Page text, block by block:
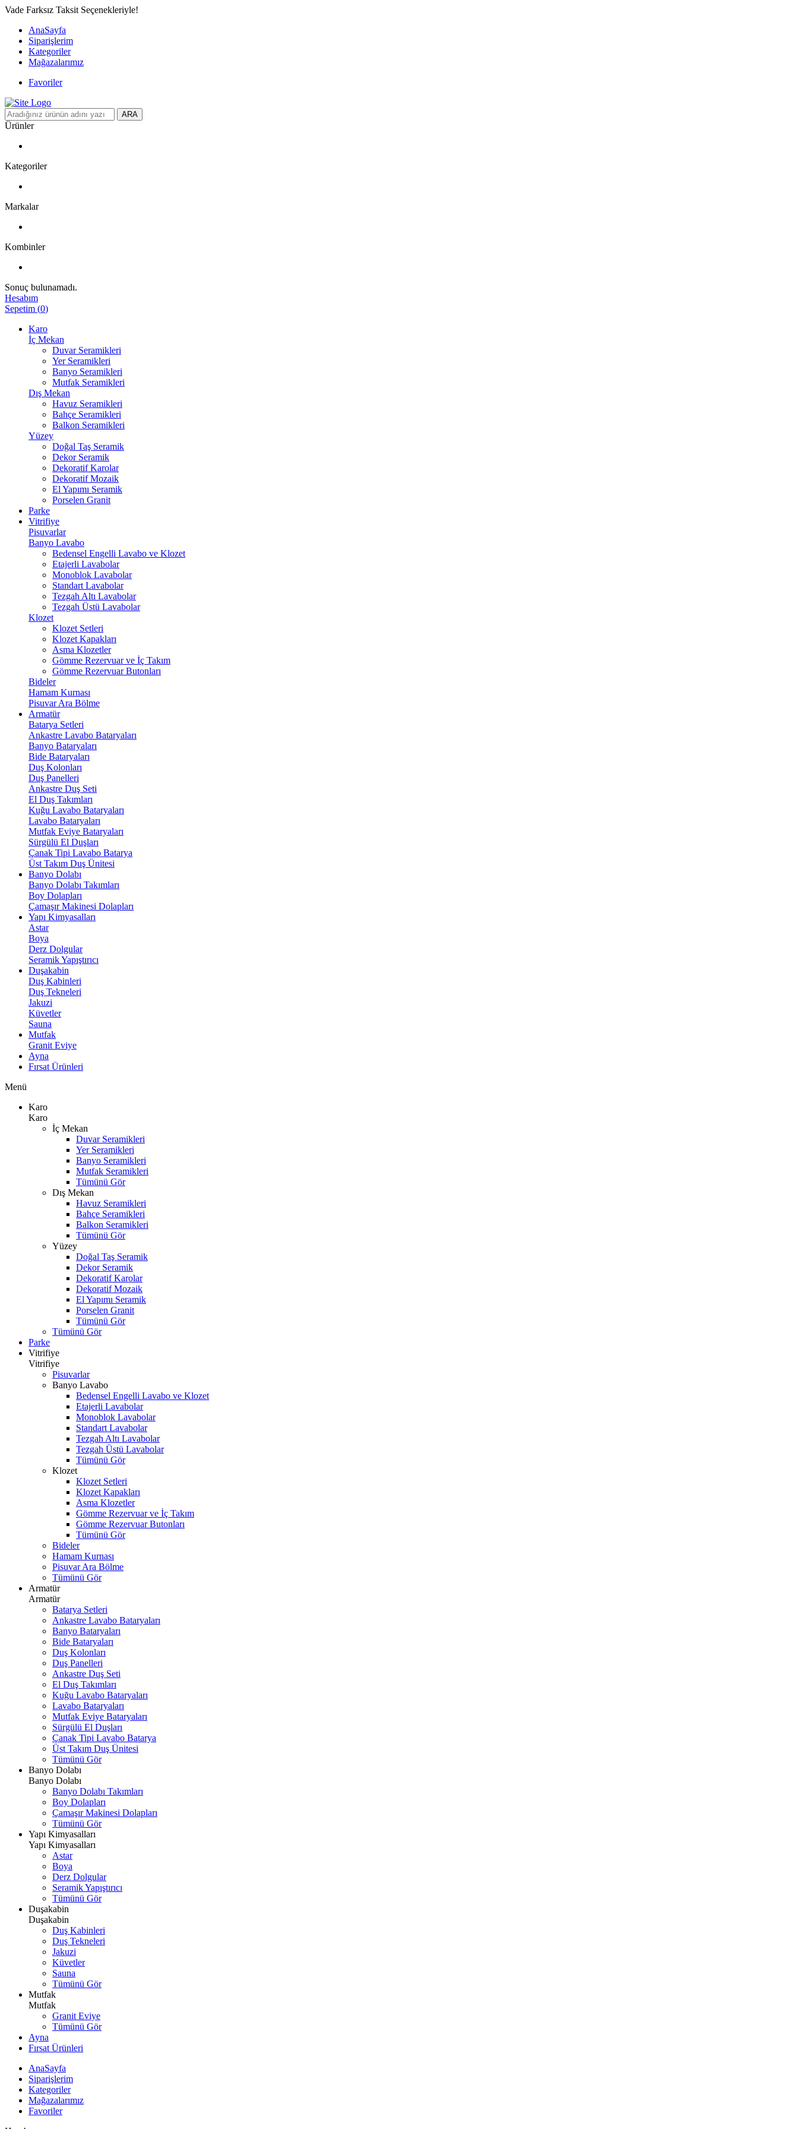
Vade Farksız Taksit Seçenekleriyle!
AnaSayfa
Siparişlerim
Kategoriler
Mağazalarımız
Favoriler
ARA
Ürünler
Kategoriler
Markalar
Kombinler
Sonuç bulunamadı.
Hesabım
Sepetim (0)
Karo
İç Mekan
Duvar Seramikleri
Yer Seramikleri
Banyo Seramikleri
Mutfak Seramikleri
Dış Mekan
Havuz Seramikleri
Bahçe Seramikleri
Balkon Seramikleri
Yüzey
Doğal Taş Seramik
Dekor Seramik
Dekoratif Karolar
Dekoratif Mozaik
El Yapımı Seramik
Porselen Granit
Parke
Vitrifiye
Pisuvarlar
Banyo Lavabo
Bedensel Engelli Lavabo ve Klozet
Etajerli Lavabolar
Monoblok Lavabolar
Standart Lavabolar
Tezgah Altı Lavabolar
Tezgah Üstü Lavabolar
Klozet
Klozet Setleri
Klozet Kapakları
Asma Klozetler
Gömme Rezervuar ve İç Takım
Gömme Rezervuar Butonları
Bideler
Hamam Kurnası
Pisuvar Ara Bölme
Armatür
Batarya Setleri
Ankastre Lavabo Bataryaları
Banyo Bataryaları
Bide Bataryaları
Duş Kolonları
Duş Panelleri
Ankastre Duş Seti
El Duş Takımları
Kuğu Lavabo Bataryaları
Lavabo Bataryaları
Mutfak Eviye Bataryaları
Sürgülü El Duşları
Çanak Tipi Lavabo Batarya
Üst Takım Duş Ünitesi
Banyo Dolabı
Banyo Dolabı Takımları
Boy Dolapları
Çamaşır Makinesi Dolapları
Yapı Kimyasalları
Astar
Boya
Derz Dolgular
Seramik Yapıştırıcı
Duşakabin
Duş Kabinleri
Duş Tekneleri
Jakuzi
Küvetler
Sauna
Mutfak
Granit Eviye
Ayna
Fırsat Ürünleri
Menü
Karo
Karo
İç Mekan
Duvar Seramikleri
Yer Seramikleri
Banyo Seramikleri
Mutfak Seramikleri
Tümünü Gör
Dış Mekan
Havuz Seramikleri
Bahçe Seramikleri
Balkon Seramikleri
Tümünü Gör
Yüzey
Doğal Taş Seramik
Dekor Seramik
Dekoratif Karolar
Dekoratif Mozaik
El Yapımı Seramik
Porselen Granit
Tümünü Gör
Tümünü Gör
Parke
Vitrifiye
Vitrifiye
Pisuvarlar
Banyo Lavabo
Bedensel Engelli Lavabo ve Klozet
Etajerli Lavabolar
Monoblok Lavabolar
Standart Lavabolar
Tezgah Altı Lavabolar
Tezgah Üstü Lavabolar
Tümünü Gör
Klozet
Klozet Setleri
Klozet Kapakları
Asma Klozetler
Gömme Rezervuar ve İç Takım
Gömme Rezervuar Butonları
Tümünü Gör
Bideler
Hamam Kurnası
Pisuvar Ara Bölme
Tümünü Gör
Armatür
Armatür
Batarya Setleri
Ankastre Lavabo Bataryaları
Banyo Bataryaları
Bide Bataryaları
Duş Kolonları
Duş Panelleri
Ankastre Duş Seti
El Duş Takımları
Kuğu Lavabo Bataryaları
Lavabo Bataryaları
Mutfak Eviye Bataryaları
Sürgülü El Duşları
Çanak Tipi Lavabo Batarya
Üst Takım Duş Ünitesi
Tümünü Gör
Banyo Dolabı
Banyo Dolabı
Banyo Dolabı Takımları
Boy Dolapları
Çamaşır Makinesi Dolapları
Tümünü Gör
Yapı Kimyasalları
Yapı Kimyasalları
Astar
Boya
Derz Dolgular
Seramik Yapıştırıcı
Tümünü Gör
Duşakabin
Duşakabin
Duş Kabinleri
Duş Tekneleri
Jakuzi
Küvetler
Sauna
Tümünü Gör
Mutfak
Mutfak
Granit Eviye
Tümünü Gör
Ayna
Fırsat Ürünleri
AnaSayfa
Siparişlerim
Kategoriler
Mağazalarımız
Favoriler